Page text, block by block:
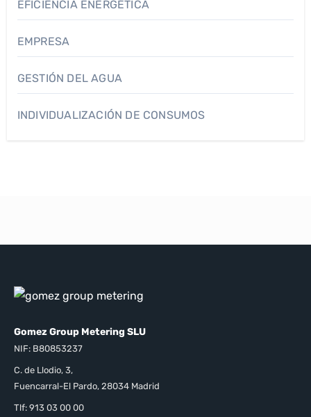
EFICIENCIA ENERGÉTICA
EMPRESA
GESTIÓN DEL AGUA
INDIVIDUALIZACIÓN DE CONSUMOS
Gomez Group Metering SLU
NIF: B80853237
C. de Llodio, 3,
Fuencarral-El Pardo, 28034 Madrid
Tlf: 913 03 00 00